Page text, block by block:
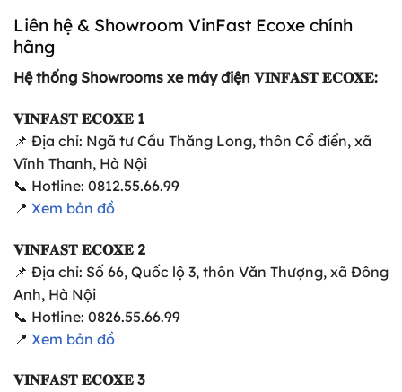
Liên hệ & Showroom VinFast Ecoxe chính
hãng
Hệ thống Showrooms xe máy điện 𝐕𝐈𝐍𝐅𝐀𝐒𝐓 𝐄𝐂𝐎𝐗𝐄:
𝐕𝐈𝐍𝐅𝐀𝐒𝐓 𝐄𝐂𝐎𝐗𝐄 1
📌 Địa chỉ: Ngã tư Cầu Thăng Long, thôn Cổ điển, xã
Vĩnh Thanh, Hà Nội
📞 Hotline: 0812.55.66.99
📍 Xem bản đồ
𝐕𝐈𝐍𝐅𝐀𝐒𝐓 𝐄𝐂𝐎𝐗𝐄 2
📌 Địa chỉ: Số 66, Quốc lộ 3, thôn Văn Thượng, xã Đông
Anh, Hà Nội
📞 Hotline: 0826.55.66.99
📍 Xem bản đồ
𝐕𝐈𝐍𝐅𝐀𝐒𝐓 𝐄𝐂𝐎𝐗𝐄 3